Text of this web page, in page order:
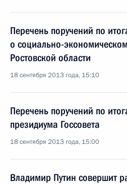
Перечень поручений по
о социально-
Ростовской области
18 сентября 2013 года, 15:10
Перечень поручений по
президиума Госсовета
18 сентября 2013 года, 15:00
Владимир Путин совершит